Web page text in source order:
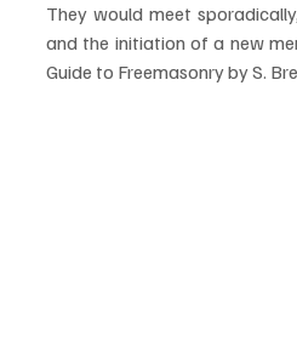
They would meet
and the initiation of a new
Guide to Freemasonry by S.